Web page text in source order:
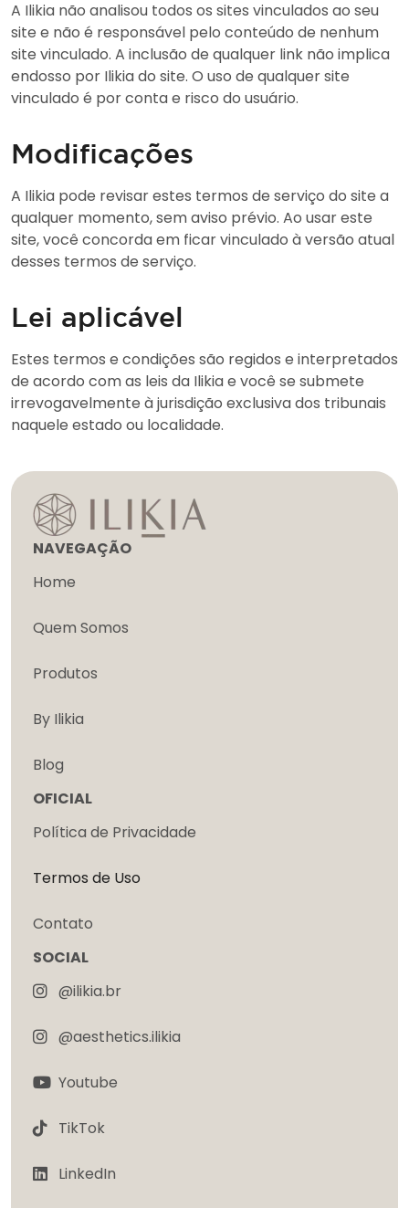
A Ilikia não analisou todos os sites vinculados ao seu
site e não é responsável pelo conteúdo de nenhum
site vinculado. A inclusão de qualquer link não implica
endosso por Ilikia do site. O uso de qualquer site
vinculado é por conta e risco do usuário.
Modificações
A Ilikia pode revisar estes termos de serviço do site a
qualquer momento, sem aviso prévio. Ao usar este
site, você concorda em ficar vinculado à versão atual
desses termos de serviço.
Lei aplicável
Estes termos e condições são regidos e interpretados
de acordo com as leis da Ilikia e você se submete
irrevogavelmente à jurisdição exclusiva dos tribunais
naquele estado ou localidade.
NAVEGAÇÃO
Home
Quem Somos
Produtos
By Ilikia
Blog
OFICIAL
Política de Privacidade
Termos de Uso
Contato
SOCIAL
@ilikia.br
@aesthetics.ilikia
Youtube
TikTok
LinkedIn